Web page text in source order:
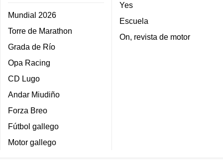
Mundial 2026
Torre de Marathon
Grada de Río
Opa Racing
CD Lugo
Andar Miudiño
Forza Breo
Fútbol gallego
Motor gallego
Yes
Escuela
On, revista de motor